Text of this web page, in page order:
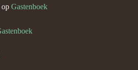
op Gastenboek